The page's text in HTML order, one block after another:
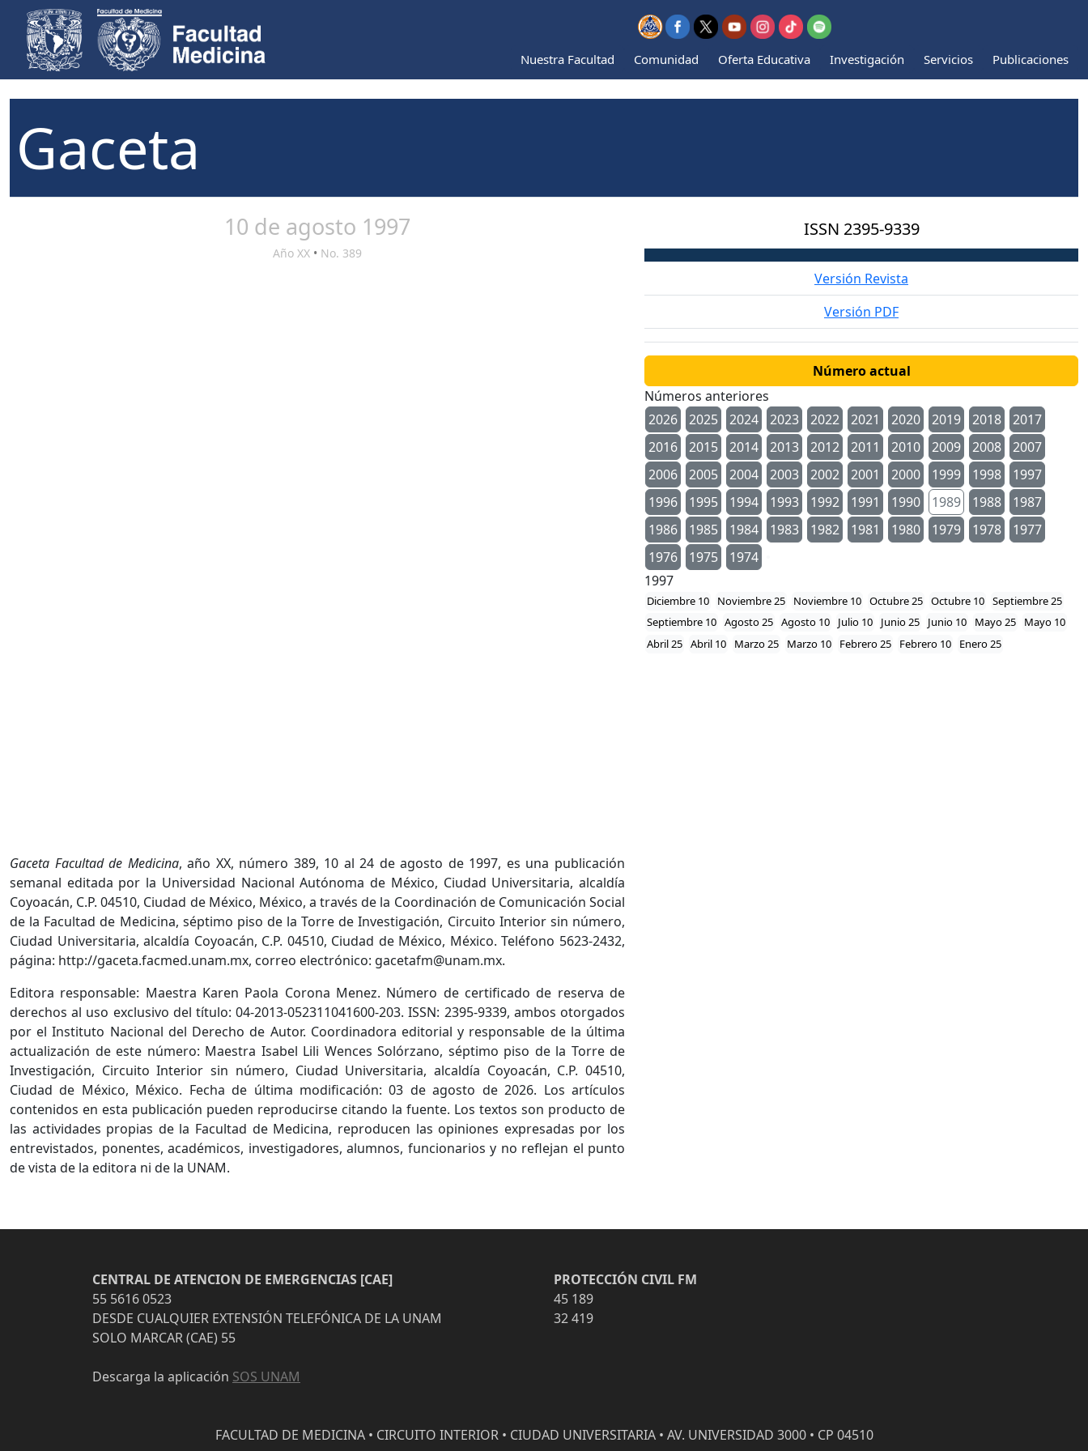
Nuestra Facultad Comunidad Oferta Educativa Investigación Servicios Publicaciones
Gaceta
10 de agosto 1997
Año XX • No. 389
Gaceta Facultad de Medicina, año XX, número 389, 10 al 24 de agosto de 1997, es una publicación
semanal editada por la Universidad Nacional Autónoma de México, Ciudad Universitaria, alcaldía
Coyoacán, C.P. 04510, Ciudad de México, México, a través de la Coordinación de Comunicación Social
de la Facultad de Medicina, séptimo piso de la Torre de Investigación, Circuito Interior sin número,
Ciudad Universitaria, alcaldía Coyoacán, C.P. 04510, Ciudad de México, México. Teléfono 5623-2432,
página: http://gaceta.facmed.unam.mx, correo electrónico: gacetafm@unam.mx.
Editora responsable: Maestra Karen Paola Corona Menez. Número de certificado de reserva de
derechos al uso exclusivo del título: 04-2013-052311041600-203. ISSN: 2395-9339, ambos otorgados
por el Instituto Nacional del Derecho de Autor. Coordinadora editorial y responsable de la última
actualización de este número: Maestra Isabel Lili Wences Solórzano, séptimo piso de la Torre de
Investigación, Circuito Interior sin número, Ciudad Universitaria, alcaldía Coyoacán, C.P. 04510,
Ciudad de México, México. Fecha de última modificación: 03 de agosto de 2026. Los artículos
contenidos en esta publicación pueden reproducirse citando la fuente. Los textos son producto de
las actividades propias de la Facultad de Medicina, reproducen las opiniones expresadas por los
entrevistados, ponentes, académicos, investigadores, alumnos, funcionarios y no reflejan el punto
de vista de la editora ni de la UNAM.
ISSN 2395-9339
Versión Revista
Versión PDF
Número actual
Números anteriores
2026
2025 2024 2023 2022 2021 2020 2019 2018
2017
2016
2015 2014 2013 2012 2011 2010 2009 2008
2007
2006
2005 2004 2003 2002 2001 2000 1999 1998
1997
1996
1995 1994 1993 1992 1991 1990 1989 1988
1987
1986
1985 1984 1983 1982 1981 1980 1979 1978
1977
1976
1975
1974
1997
Diciembre 10 Noviembre 25 Noviembre 10 Octubre 25 Octubre 10 Septiembre 25
Septiembre 10 Agosto 25 Agosto 10 Julio 10 Junio 25 Junio 10 Mayo 25
Mayo 10
Abril 25 Abril 10 Marzo 25 Marzo 10 Febrero 25 Febrero 10 Enero 25
CENTRAL DE ATENCION DE EMERGENCIAS [CAE]
55 5616 0523
DESDE CUALQUIER EXTENSIÓN TELEFÓNICA DE LA UNAM
SOLO MARCAR (CAE) 55
Descarga la aplicación SOS UNAM
PROTECCIÓN CIVIL FM
45 189
32 419
FACULTAD DE MEDICINA • CIRCUITO INTERIOR • CIUDAD UNIVERSITARIA • AV. UNIVERSIDAD 3000 • CP 04510